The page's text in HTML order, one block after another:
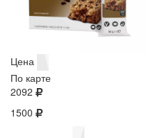
Цена
По карте
2092
1500